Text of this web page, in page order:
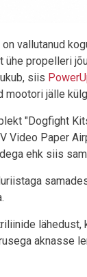
vallutanud
propelleri
siis
mootori jälle
"Dogfight
Video Paper
ehk siis
lähedust,
aknasse